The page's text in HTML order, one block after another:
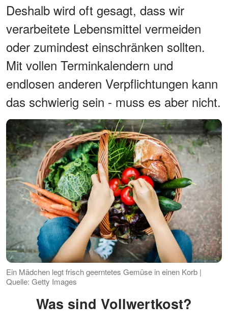
Deshalb wird oft gesagt, dass wir
verarbeitete Lebensmittel vermeiden
oder zumindest einschränken sollten.
Mit vollen Terminkalendern und
endlosen anderen Verpflichtungen kann
das schwierig sein - muss es aber nicht.
Ein Mädchen legt frisch geerntetes Gemüse in einen Korb |
Quelle: Getty Images
Was sind Vollwertkost?